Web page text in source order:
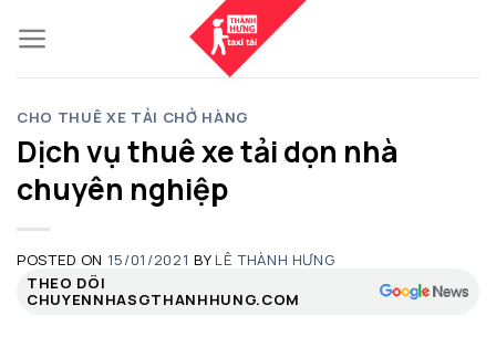
to
content
CHO THUÊ XE TẢI CHỞ HÀNG
Dịch vụ thuê xe tải dọn nhà
chuyên nghiệp
POSTED ON 15/01/2021 BY LÊ THÀNH HƯNG
THEO DÕI
CHUYENNHASGTHANHHUNG.COM